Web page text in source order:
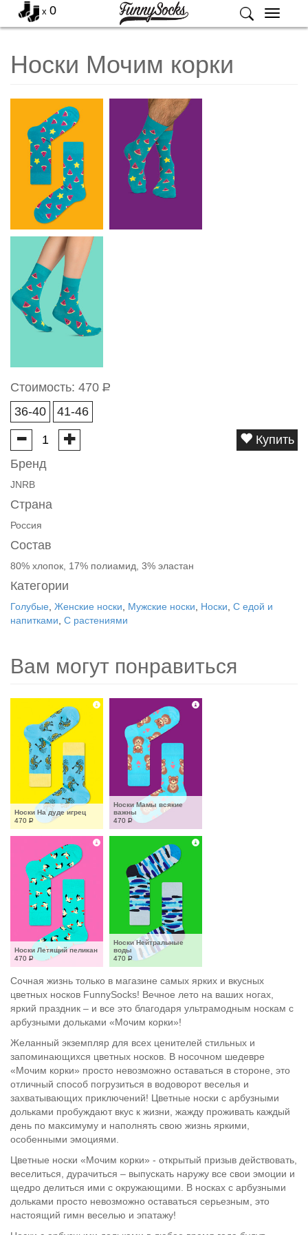
Меню
x 0
Носки Мочим корки
Стоимость: 470 Р
36-40
41-46
Купить
Бренд
JNRB
Страна
Россия
Состав
80% хлопок, 17% полиамид, 3% эластан
Категории
Голубые Женские носки Мужские носки Носки С едой и
напитками С растениями
Вам могут понравиться
Носки На дуде игрец
470 Р
Носки Мамы всякие
важны
470 Р
Носки Летящий пеликан
470 Р
Носки Нейтральные
воды
470 Р
Сочная жизнь только в магазине самых ярких и вкусных
цветных носков FunnySocks! Вечное лето на ваших ногах,
яркий праздник – и все это благодаря ультрамодным носкам с
арбузными дольками «Мочим корки»!
Желанный экземпляр для всех ценителей стильных и
запоминающихся цветных носков. В носочном шедевре
«Мочим корки» просто невозможно оставаться в стороне, это
отличный способ погрузиться в водоворот веселья и
захватывающих приключений! Цветные носки с арбузными
дольками пробуждают вкус к жизни, жажду проживать каждый
день по максимуму и наполнять свою жизнь яркими,
особенными эмоциями.
Цветные носки «Мочим корки» - открытый призыв действовать,
веселиться, дурачиться – выпускать наружу все свои эмоции и
щедро делиться ими с окружающими. В носках с арбузными
дольками просто невозможно оставаться серьезным, это
настоящий гимн веселью и эпатажу!